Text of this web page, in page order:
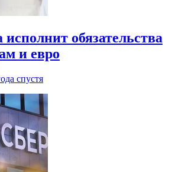
обязательства
и евро
спустя